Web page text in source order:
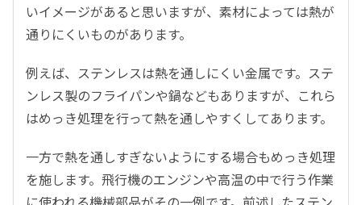
いイメージがあると思いますが、素材によっては熱が
通りにくいものがあります。
例えば、ステンレスは熱を通しにくい金属です。ステ
ンレス製のフライパンや鍋などもありますが、これら
はめっき処理を行って熱を通しやすくしてあります。
一方で熱を通しすぎないようにする場合もめっき処理
を施します。飛行機のエンジンや高温の中で行う作業